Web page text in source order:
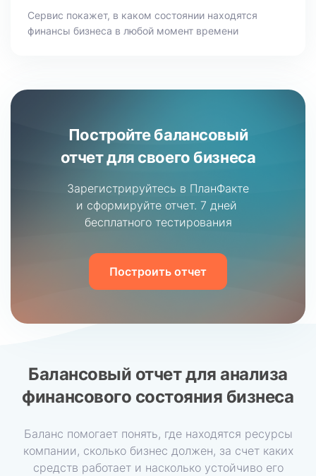
Сервис покажет, в каком состоянии находятся
финансы бизнеса в любой момент времени
Постройте балансовый
отчет для своего бизнеса
Зарегистрируйтесь в ПланФакте
и сформируйте отчет. 7 дней
бесплатного тестирования
Построить отчет
Балансовый отчет для анализа
финансового состояния бизнеса
Баланс помогает понять, где находятся ресурсы
компании, сколько бизнес должен, за счет каких
средств работает и насколько устойчиво его